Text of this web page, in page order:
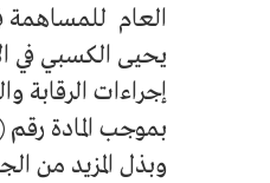
العام للمساهمة
يحيى الكسبي في
وبذل المزيد من